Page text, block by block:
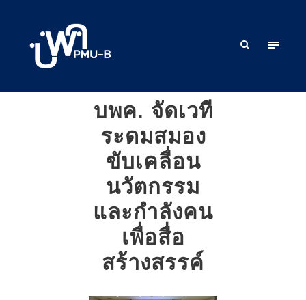
บพค. จัดเวที
ระดมสมอง
ขับเคลื่อน
นวัตกรรม
และกำลังคน
เพื่อสื่อ
สร้างสรรค์